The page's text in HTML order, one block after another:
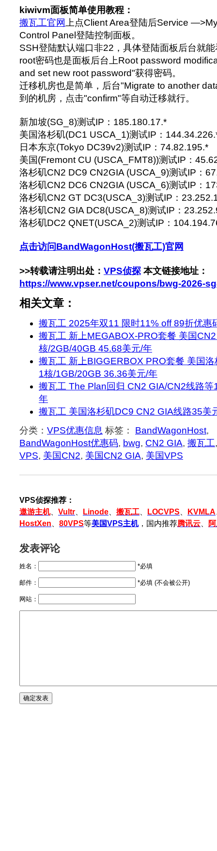
kiwivm面板简单使用教程：
搬瓦工官网 上点Client Area登陆后Service
Control Panel登陆控制面板。
SSH登陆默认端口非22，具体登陆面板后台就
root密码也是面板后台上Root password
and set new root password"获得密码。
迁移机房也是简单，后台"Migrate to another
到的机房，点击"confirm"等自动迁移就行。
新加坡(SG_8)测试IP：185.180.17.*
美国洛杉矶(DC1 USCA_1)测试IP：
日本东京(Tokyo DC39v2)测试IP：74.82.195.*
美国(Fremont CU (USCA_FMT8))测试IP：
洛杉矶CN2 DC9 CN2GIA (USCA_9)测试IP：
洛杉矶CN2 DC6 CN2GIA (USCA_6)测试IP：
洛杉矶CN2 GT DC3(USCA_3)测试IP：
洛杉矶CN2 GIA DC8(USCA_8)测试IP：
洛杉矶DC2 QNET(USCA_2)测试IP：
点击访问BandWagonHost(搬瓦工)官网
>>转载请注明出处： VPS侦探 本文链接地址：
https://www.vpser.net/coupons/bwg-2026-
相关文章：
搬瓦工 2025年双11 限时11% off 89折优惠
搬瓦工 新上MEGABOX-PRO套餐 美国
核/2GB/40GB 45.68美元/年
搬瓦工 新上BIGGERBOX PRO套餐 美国
1核/1GB/20GB 36.36美元/年
搬瓦工 The Plan回归 CN2 GIA/CN2线路
年
搬瓦工 美国洛杉矶DC9 CN2 GIA线路35美
分类： VPS优惠信息 标签： BandWagonHost,
BandWagonHost优惠码, bwg, CN2 GIA, 搬瓦工
VPS, 美国CN2, 美国CN2 GIA, 美国VPS
VPS侦探推荐：
遨游主机、 Vultr Linode 搬瓦工 LOCVPS KVMLA
HostXen
80VPS等美国VPS主机，国内推荐腾讯云
发表评论
姓名： *必填
邮件： *必填 (不会被公开)
网站：